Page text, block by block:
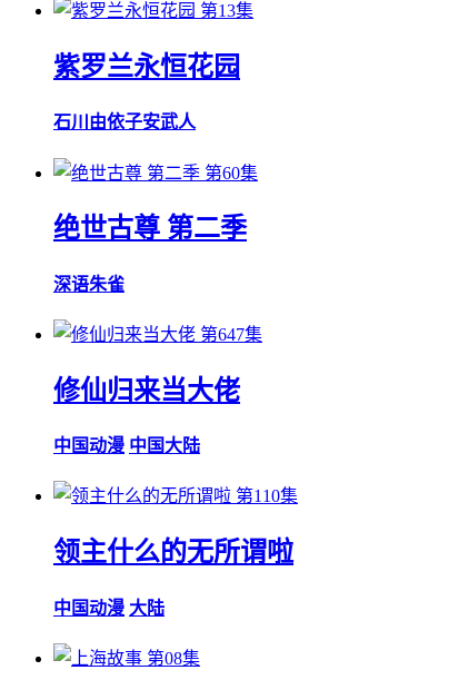
第13集
紫罗兰永恒花园
石川由依子安武人
第60集
绝世古尊 第二季
深语朱雀
第647集
修仙归来当大佬
中国动漫 中国大陆
第110集
领主什么的无所谓啦
中国动漫 大陆
第08集